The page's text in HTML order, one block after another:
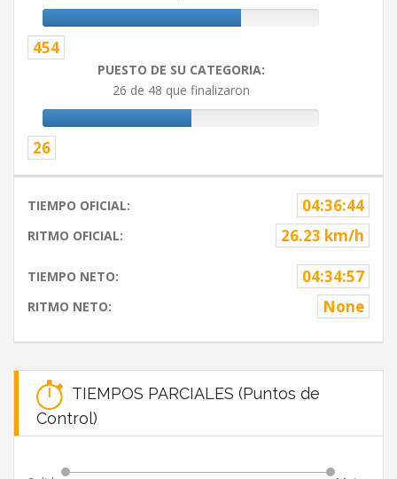
454
PUESTO DE SU CATEGORIA:
26 de 48 que finalizaron
26
TIEMPO OFICIAL: 04:36:44
RITMO OFICIAL: 26.23 km/h
TIEMPO NETO: 04:34:57
RITMO NETO: None
TIEMPOS PARCIALES (Puntos de
Control)